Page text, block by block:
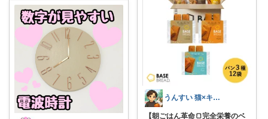
うんすい 猫×キャンプ×買ったもの紹介
【朝ごはん革命🍞完全栄養のベ